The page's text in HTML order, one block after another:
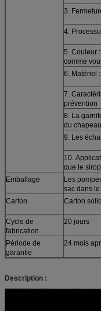
3.
4.
5. Couleur
comme
6. Matériel
7.
prévention
8. La
du chapeau
9. Les
10.
que le
Emballage
Les
sac dans
Carton
Carton
Cycle de
fabrication
20 jours
Période de
garantie
24 mois
Description :